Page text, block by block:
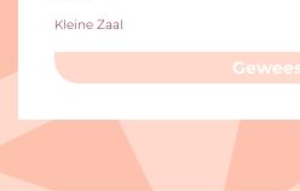
Kleine Zaal